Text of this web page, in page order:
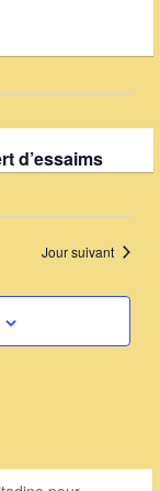
e
e
t
n
v
i
g
a
e
v
u
s
É
v
è
n
m
d’essaims
Jour suivant